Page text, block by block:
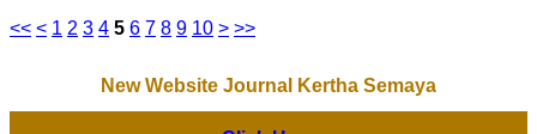
<< < 1 2 3 4 5 6 7 8 9 10 > >>
New Website Journal Kertha Semaya